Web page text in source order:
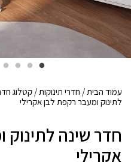
עמוד הבית/ חדרי תינוקות/ קטלוג
לתינוק ומעבר רקפת לבן אקרילי
חדר שינה
אקרילי